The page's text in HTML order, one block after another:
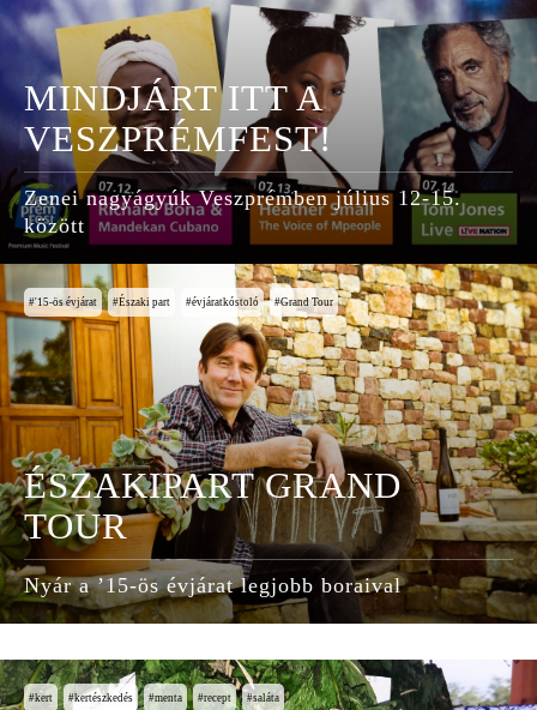
MINDJÁRT ITT A
VESZPRÉMFEST!
Zenei nagyágyúk Veszprémben július 12-15.
között
'15-ös évjárat Északi part évjáratkóstoló Grand Tour
ÉSZAKIPART GRAND
TOUR
Nyár a ’15-ös évjárat legjobb boraival
kert kertészkedés menta recept saláta